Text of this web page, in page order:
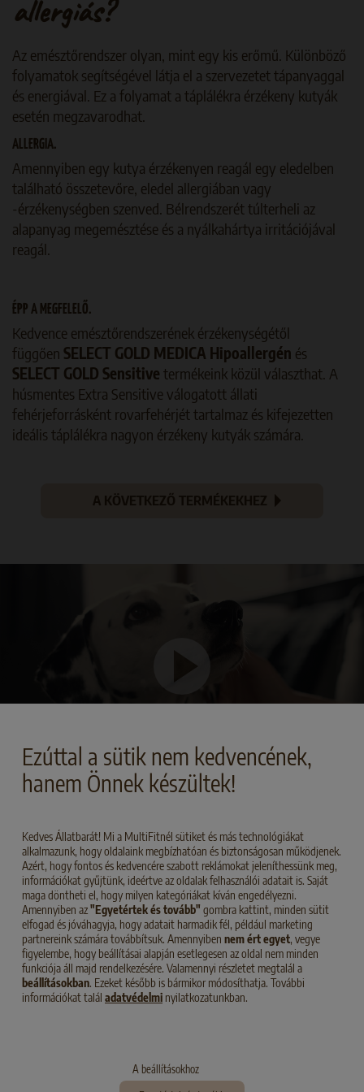
allergiás?
Az emésztőrendszer olyan, mint egy kis erőmű. Különböző
folyamatok segítségével látja el a szervezetet tápanyaggal
és energiával. Ez a folyamat a táplálékra érzékeny kutyák
esetén megzavarodhat.
ALLERGIA.
Amennyiben egy kutya érzékenyen reagál egy eledelben
található összetevőre, eledel allergiában vagy
-érzékenységben szenved. Bélrendszerét túlterheli az
alapanyag megemésztése és a nyálkahártya irritációjával
reagál.
ÉPP A MEGFELELŐ.
Kedvence emésztőrendszerének érzékenységétől
függően SELECT GOLD MEDICA Hipoallergén és
SELECT GOLD Sensitive termékeink közül választhat. A
húsmentes Extra Sensitive válogatott állati
fehérjeforrásként rovarfehérjét tartalmaz és kifejezetten
ideális táplálékra nagyon érzékeny kutyák számára.
A KÖVETKEZŐ TERMÉKEKHEZ
Play
Video
TERMÉKEK
Ezúttal a sütik nem kedvencének,
hanem Önnek készültek!
Kedves Állatbarát! Mi a MultiFitnél sütiket és más technológiákat
alkalmazunk, hogy oldalaink megbízhatóan és biztonságosan működjenek.
Azért, hogy fontos és kedvencére szabott reklámokat jeleníthessünk meg,
információkat gyűjtünk, ideértve az oldalak felhasználói adatait is. Saját
maga döntheti el, hogy milyen kategóriákat kíván engedélyezni.
Amennyiben az"Egyetértek és tovább" gombra kattint, minden sütit
elfogad és jóváhagyja, hogy adatait harmadik fél, például marketing
partnereink számára továbbítsuk. Amennyiben nem ért egyet, vegye
figyelembe, hogy beállításai alapján esetlegesen az oldal nem minden
funkciója áll majd rendelkezésére. Valamennyi részletet megtalál a
beállításokban. Ezeket később is bármikor módosíthatja. További
információkat talál adatvédelmi nyilatkozatunkban.
A beállításokhoz